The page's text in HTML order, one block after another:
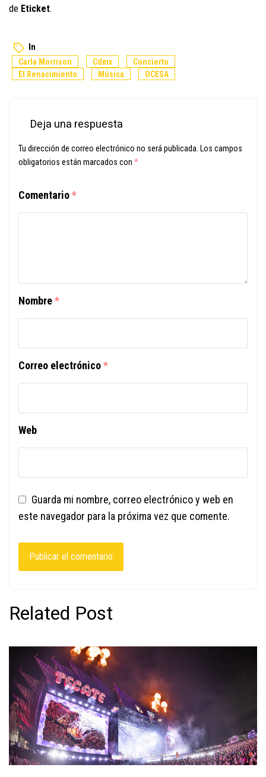
de Eticket.
In
Carla Morrison Cdmx
Concierto
El Renacimiento
Música OCESA
Deja una respuesta
Tu dirección de correo electrónico no será publicada. Los campos
obligatorios están marcados con *
Comentario*
Nombre*
Correo electrónico*
Web
Guarda mi nombre, correo electrónico y web en
este navegador para la próxima vez que comente.
Related Post